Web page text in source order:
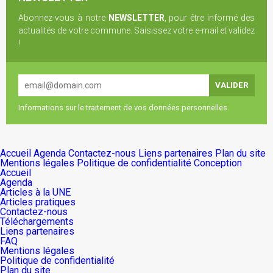
Abonnez-vous à notre NEWSLETTER , pour être informé des
actualités de votre commune. Saisissez votre e-mail et validez
!
Informations sur le traitement de vos données personnelles.
Accueil Agenda Contactez-nous Liens partenaires Plan du site
Mentions légales Politique de confidentialité Conception
Accueil
Agenda
Articles à la UNE
Articles pratiques
Contactez-nous
Téléchargements
Liens partenaires
FAQ
Mentions légales
Politique de confidentialité
Plan du site